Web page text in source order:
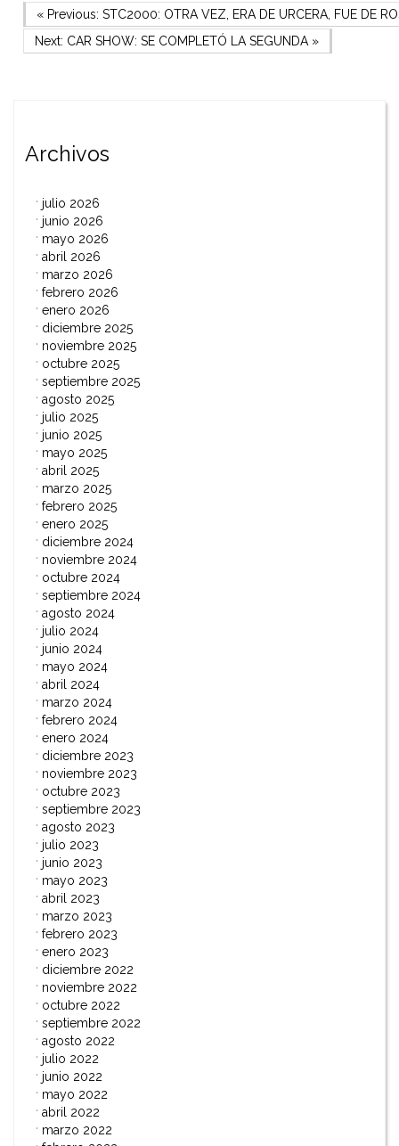
Navegación
de
Previous Post
« Previous: STC2000: OTRA VEZ, ERA DE URCERA, FUE DE
Next Post
Next: CAR SHOW: SE COMPLETÓ LA SEGUNDA»
Archivos
julio 2026
junio 2026
mayo 2026
abril 2026
marzo 2026
febrero 2026
enero 2026
diciembre 2025
noviembre 2025
octubre 2025
septiembre 2025
agosto 2025
julio 2025
junio 2025
mayo 2025
abril 2025
marzo 2025
febrero 2025
enero 2025
diciembre 2024
noviembre 2024
octubre 2024
septiembre 2024
agosto 2024
julio 2024
junio 2024
mayo 2024
abril 2024
marzo 2024
febrero 2024
enero 2024
diciembre 2023
noviembre 2023
octubre 2023
septiembre 2023
agosto 2023
julio 2023
junio 2023
mayo 2023
abril 2023
marzo 2023
febrero 2023
enero 2023
diciembre 2022
noviembre 2022
octubre 2022
septiembre 2022
agosto 2022
julio 2022
junio 2022
mayo 2022
abril 2022
marzo 2022